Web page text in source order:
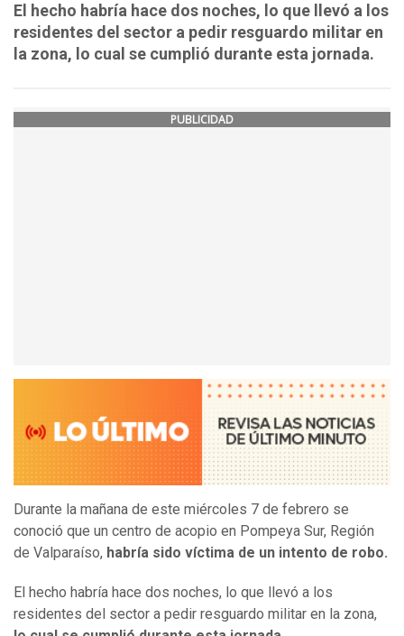
El hecho habría hace dos noches, lo que llevó a los
residentes del sector a pedir resguardo militar en
la zona, lo cual se cumplió durante esta jornada.
PUBLICIDAD
Durante la mañana de este miércoles 7 de febrero se
conoció que un centro de acopio en Pompeya Sur, Región
de Valparaíso, habría sido víctima de un intento de robo.
El hecho habría hace dos noches, lo que llevó a los
residentes del sector a pedir resguardo militar en la zona,